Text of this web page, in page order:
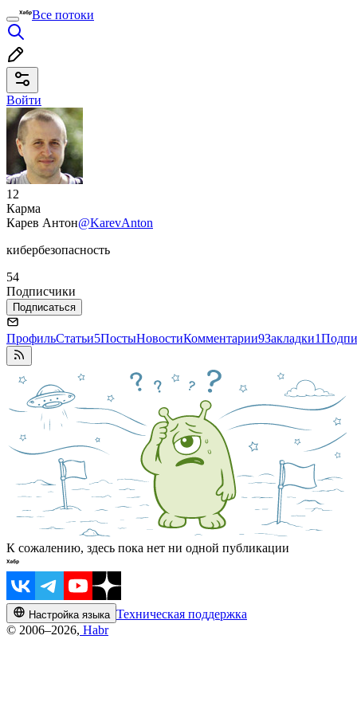
Все потоки
Войти
12
Карма
Карев Антон@KarevAnton
кибербезопасность
54
Подписчики
Подписаться
ПрофильСтатьи5ПостыНовостиКомментарии9Закладки1
К сожалению, здесь пока нет ни одной публикации
Настройка языка Техническая поддержка
© 2006–2026, Habr